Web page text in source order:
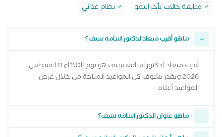
متابعة حالات تأخر النمو
نظام غذائي
ما هو أقرب ميعاد لدكتور اسامه سيف؟
أقرب ميعاد لدكتور اسامه سيف هو يوم الثلاثاء 11 اغسطس
2026 وتقدر تشوف كل المواعيد المتاحة من خلال عرض
المواعيد أعلاه
ما هو عنوان الدكتور اسامه سيف؟